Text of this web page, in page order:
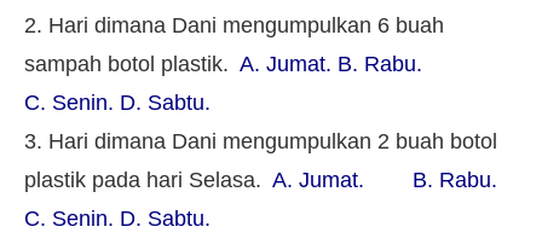
2. Hari dimana Dani mengumpulkan 6 buah
sampah botol plastik. A. Jumat. B. Rabu.
C. Senin. D. Sabtu.
3. Hari dimana Dani mengumpulkan 2 buah botol
plastik pada hari Selasa. A. Jumat. B. Rabu.
C. Senin. D. Sabtu.